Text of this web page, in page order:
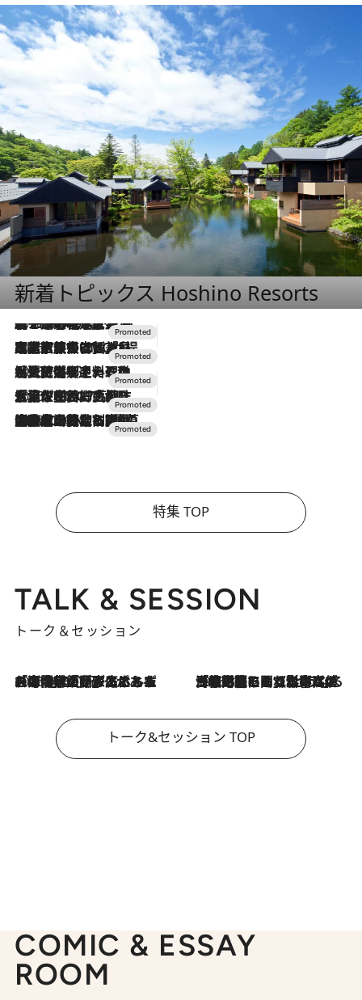
新着トピックス Hoshino Resorts
2026.8.7
【トンボの足水浴】ヒノキの香りに包まれて涼感マックス！約13℃の湧水かけ流しを避暑地「星野温泉 トンボの湯」で体験
2026.7.31
【ホテル帰省】という選択肢をOMOが提案。家族とほどよい距離を保つには「昼は実家、夜は気兼ねなくホテルで！」
2026.7.24
【夏限定ディナーコース】旬を迎える稚鮎や花ズッキーニなどをイタリア・トスカーナの郷土料理の手法で満喫！
2026.7.17
「土佐和ハーブかき氷」がOMO7高知に登場！生姜、山椒、大葉など目にも舌にも涼を呼ぶ郷土の味
2026.7.10
NEW OPEN！【界 草津】名湯の地に誕生。趣の異なる2種の温泉と上州ならではの会席・蕎麦割烹など美食を味わう究極の癒やし旅
特集 TOP
TALK & SESSION
トーク＆セッション
2026.8.3
「今後値上げがあるとすれば…」「リスクがあるのは今年の冬」エネルギー専門家が語る、ホルムズ海峡封鎖が家庭にもたらす“ある心配” 2026.8.3
「住宅建てられない…」「サーチャージ料の高値が続いている」ホルムズ海峡封鎖による影響はいつまで続く？《エネルギー専門家に聞く“どうなる日本の暮らし”》
トーク&セッション TOP
COMIC & ESSAY
ROOM